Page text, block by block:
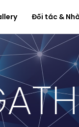
Đối tác &